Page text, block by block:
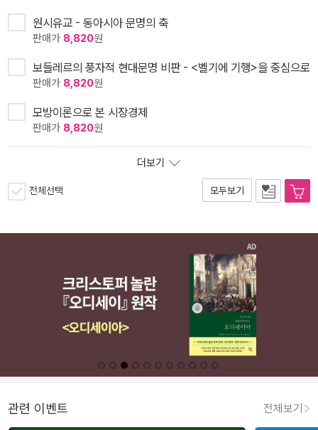
원시유교 - 동아시아 문명의 축
판매가 8,820원
보들레르의 풍자적 현대문명 비판 - <벨기에 기행>을 중심으로
판매가 8,820원
모방이론으로 본 시장경제
판매가 8,820원
더보기
전체선택 모두보기
관련 이벤트 전체보기